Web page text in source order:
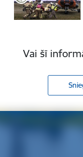
Vai šī